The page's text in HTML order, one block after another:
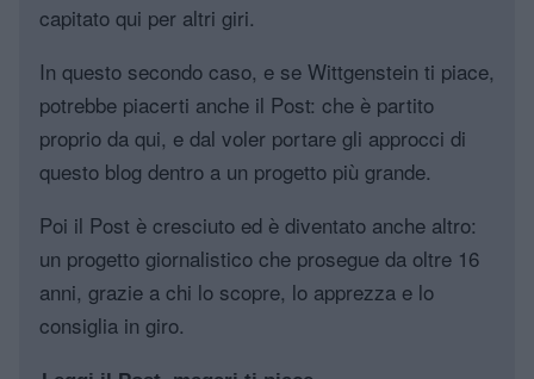
capitato qui per altri giri.
In questo secondo caso, e se Wittgenstein ti piace,
potrebbe piacerti anche il Post: che è partito
proprio da qui, e dal voler portare gli approcci di
questo blog dentro a un progetto più grande.
Poi il Post è cresciuto ed è diventato anche altro:
un progetto giornalistico che prosegue da oltre 16
anni, grazie a chi lo scopre, lo apprezza e lo
consiglia in giro.